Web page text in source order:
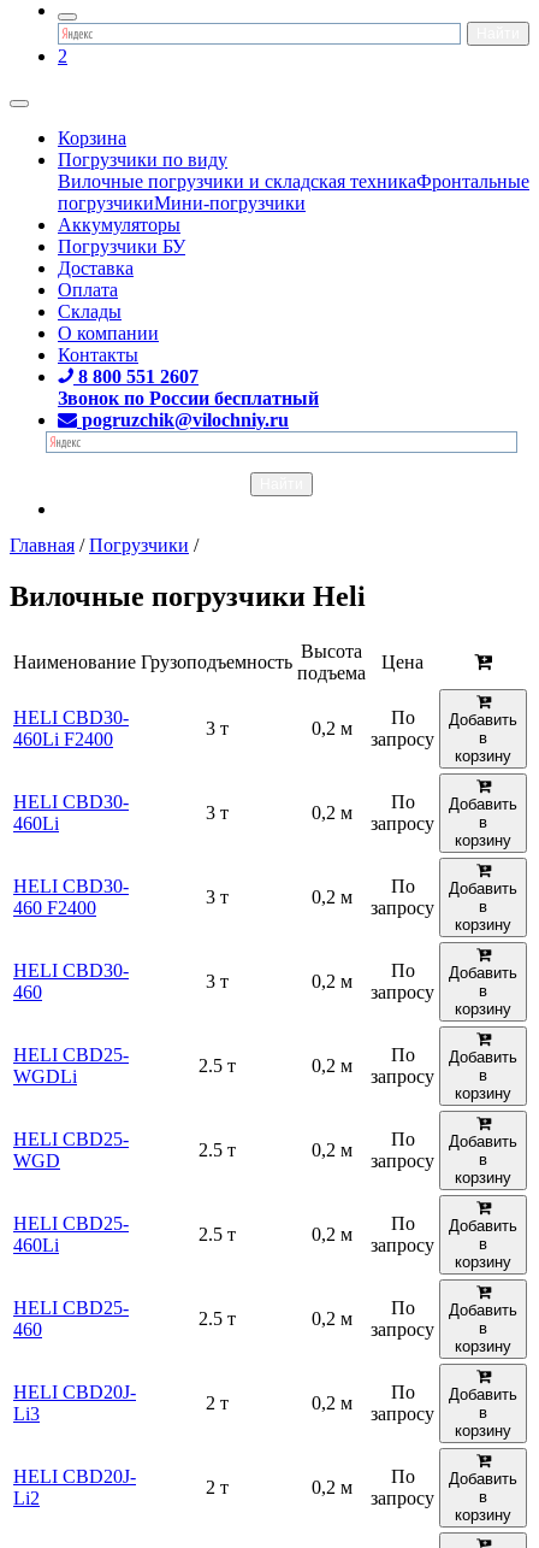
2
Корзина
Погрузчики по виду
Вилочные погрузчики и складская техникаФронтальные
погрузчикиМини-погрузчики
Аккумуляторы
Погрузчики БУ
Доставка
Оплата
Склады
О компании
Контакты
8 800 551 2607
Звонок по России бесплатный
pogruzchik@vilochniy.ru
Главная /Погрузчики /
Вилочные погрузчики Heli
Наименование Грузоподъемность
Высота
подъема
Цена
HELI CBD30-
460Li F2400
3 т 0,2 м
По
запросу
Добавить
в
корзину
HELI CBD30-
460Li
3 т 0,2 м
По
запросу
Добавить
в
корзину
HELI CBD30-
460 F2400
3 т 0,2 м
По
запросу
Добавить
в
корзину
HELI CBD30-
460
3 т 0,2 м
По
запросу
Добавить
в
корзину
HELI CBD25-
WGDLi
2.5 т 0,2 м
По
запросу
Добавить
в
корзину
HELI CBD25-
WGD
2.5 т 0,2 м
По
запросу
Добавить
в
корзину
HELI CBD25-
460Li
2.5 т 0,2 м
По
запросу
Добавить
в
корзину
HELI CBD25-
460
2.5 т 0,2 м
По
запросу
Добавить
в
корзину
HELI CBD20J-
Li3
2 т 0,2 м
По
запросу
Добавить
в
корзину
HELI CBD20J-
Li2
2 т 0,2 м
По
запросу
Добавить
в
корзину